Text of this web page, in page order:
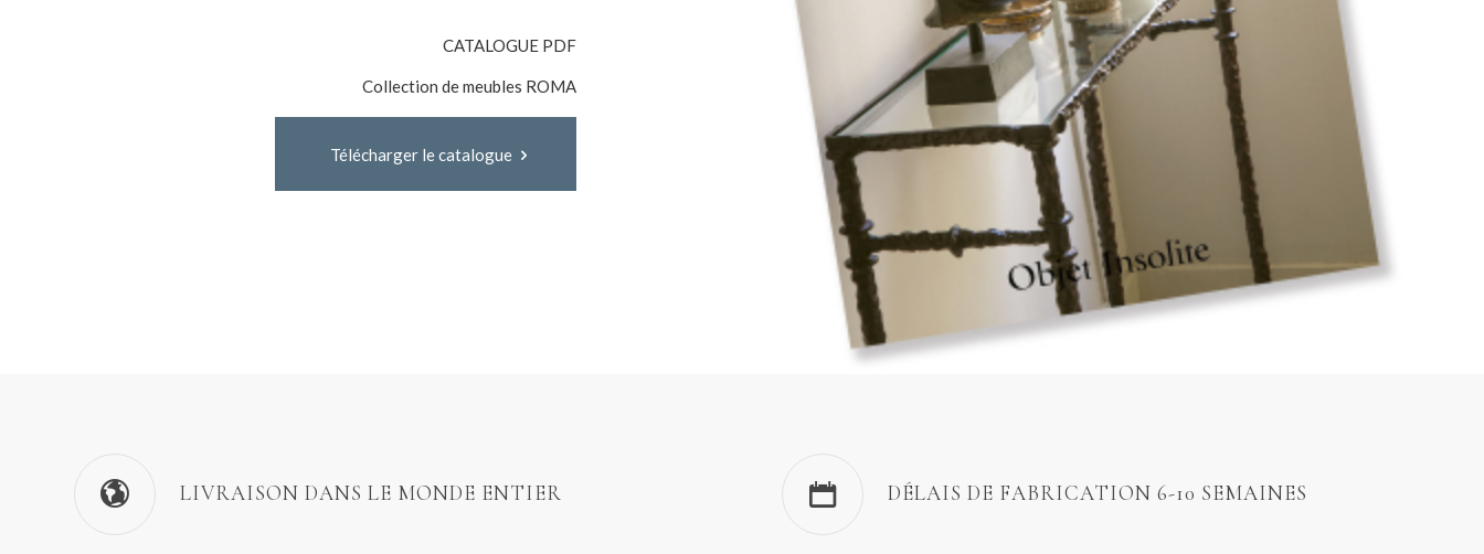
CATALOGUE PDF
Collection de meubles ROMA
Télécharger le catalogue
LIVRAISON DANS LE MONDE ENTIER DÉLAIS DE FABRICATION 6-10 SEMAINES